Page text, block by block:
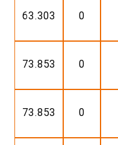
0
63.303
0
73.853
0
73.853